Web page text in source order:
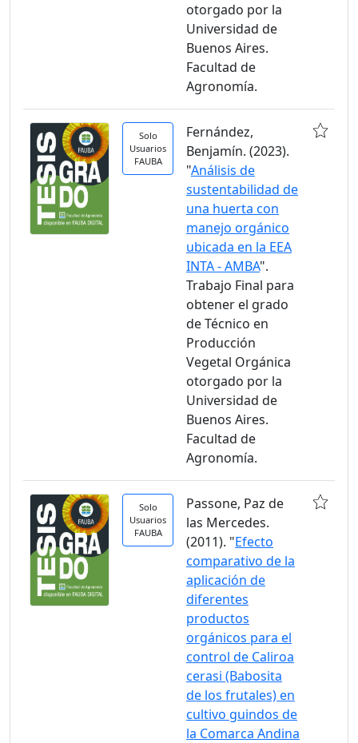
otorgado por la
Universidad de
Buenos Aires.
Facultad de
Agronomía.
Solo
Usuarios
FAUBA
Fernández,
Benjamín. (2023).
"Análisis de
sustentabilidad de
una huerta con
manejo orgánico
ubicada en la EEA
INTA - AMBA".
Trabajo Final para
obtener el grado
de Técnico en
Producción
Vegetal Orgánica
otorgado por la
Universidad de
Buenos Aires.
Facultad de
Agronomía.
Solo
Usuarios
FAUBA
Passone, Paz de
las Mercedes.
(2011). "Efecto
comparativo de la
aplicación de
diferentes
productos
orgánicos para el
control de Caliroa
cerasi (Babosita
de los frutales) en
cultivo guindos de
la Comarca Andina